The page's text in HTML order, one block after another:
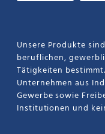
Unsere Produkte
beruflichen,
Tätigkeiten
Unternehmen aus
Gewerbe sowie
Institutionen und